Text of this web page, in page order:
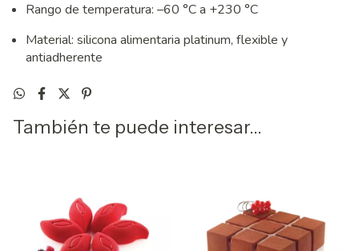
Rango de temperatura: –60 °C a +230 °C
Material: silicona alimentaria platinum, flexible y
antiadherente
También te puede interesar...